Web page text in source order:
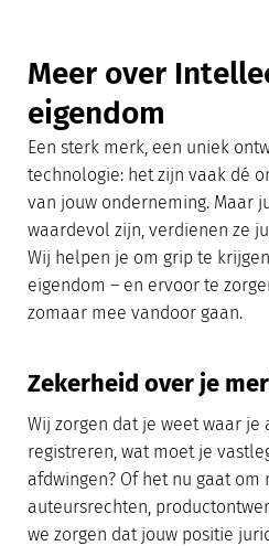
Meer over
eigendom
Een sterk merk, een uniek
technologie: het zijn vaak dé
van jouw onderneming. Maar
waardevol zijn, verdienen ze
Wij helpen je om grip te
eigendom – en ervoor te
zomaar mee vandoor gaan.
Zekerheid over je
Wij zorgen dat je weet waar je
registreren, wat moet je
afdwingen? Of het nu gaat
auteursrechten,
we zorgen dat jouw positie